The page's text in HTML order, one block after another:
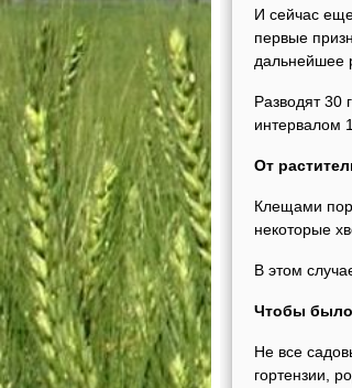
И сейчас еще
первые
дальнейшее
Разводят 30
интервалом
От
Клещами
некоторые
В этом
Чтобы было
Не все
гортензии,